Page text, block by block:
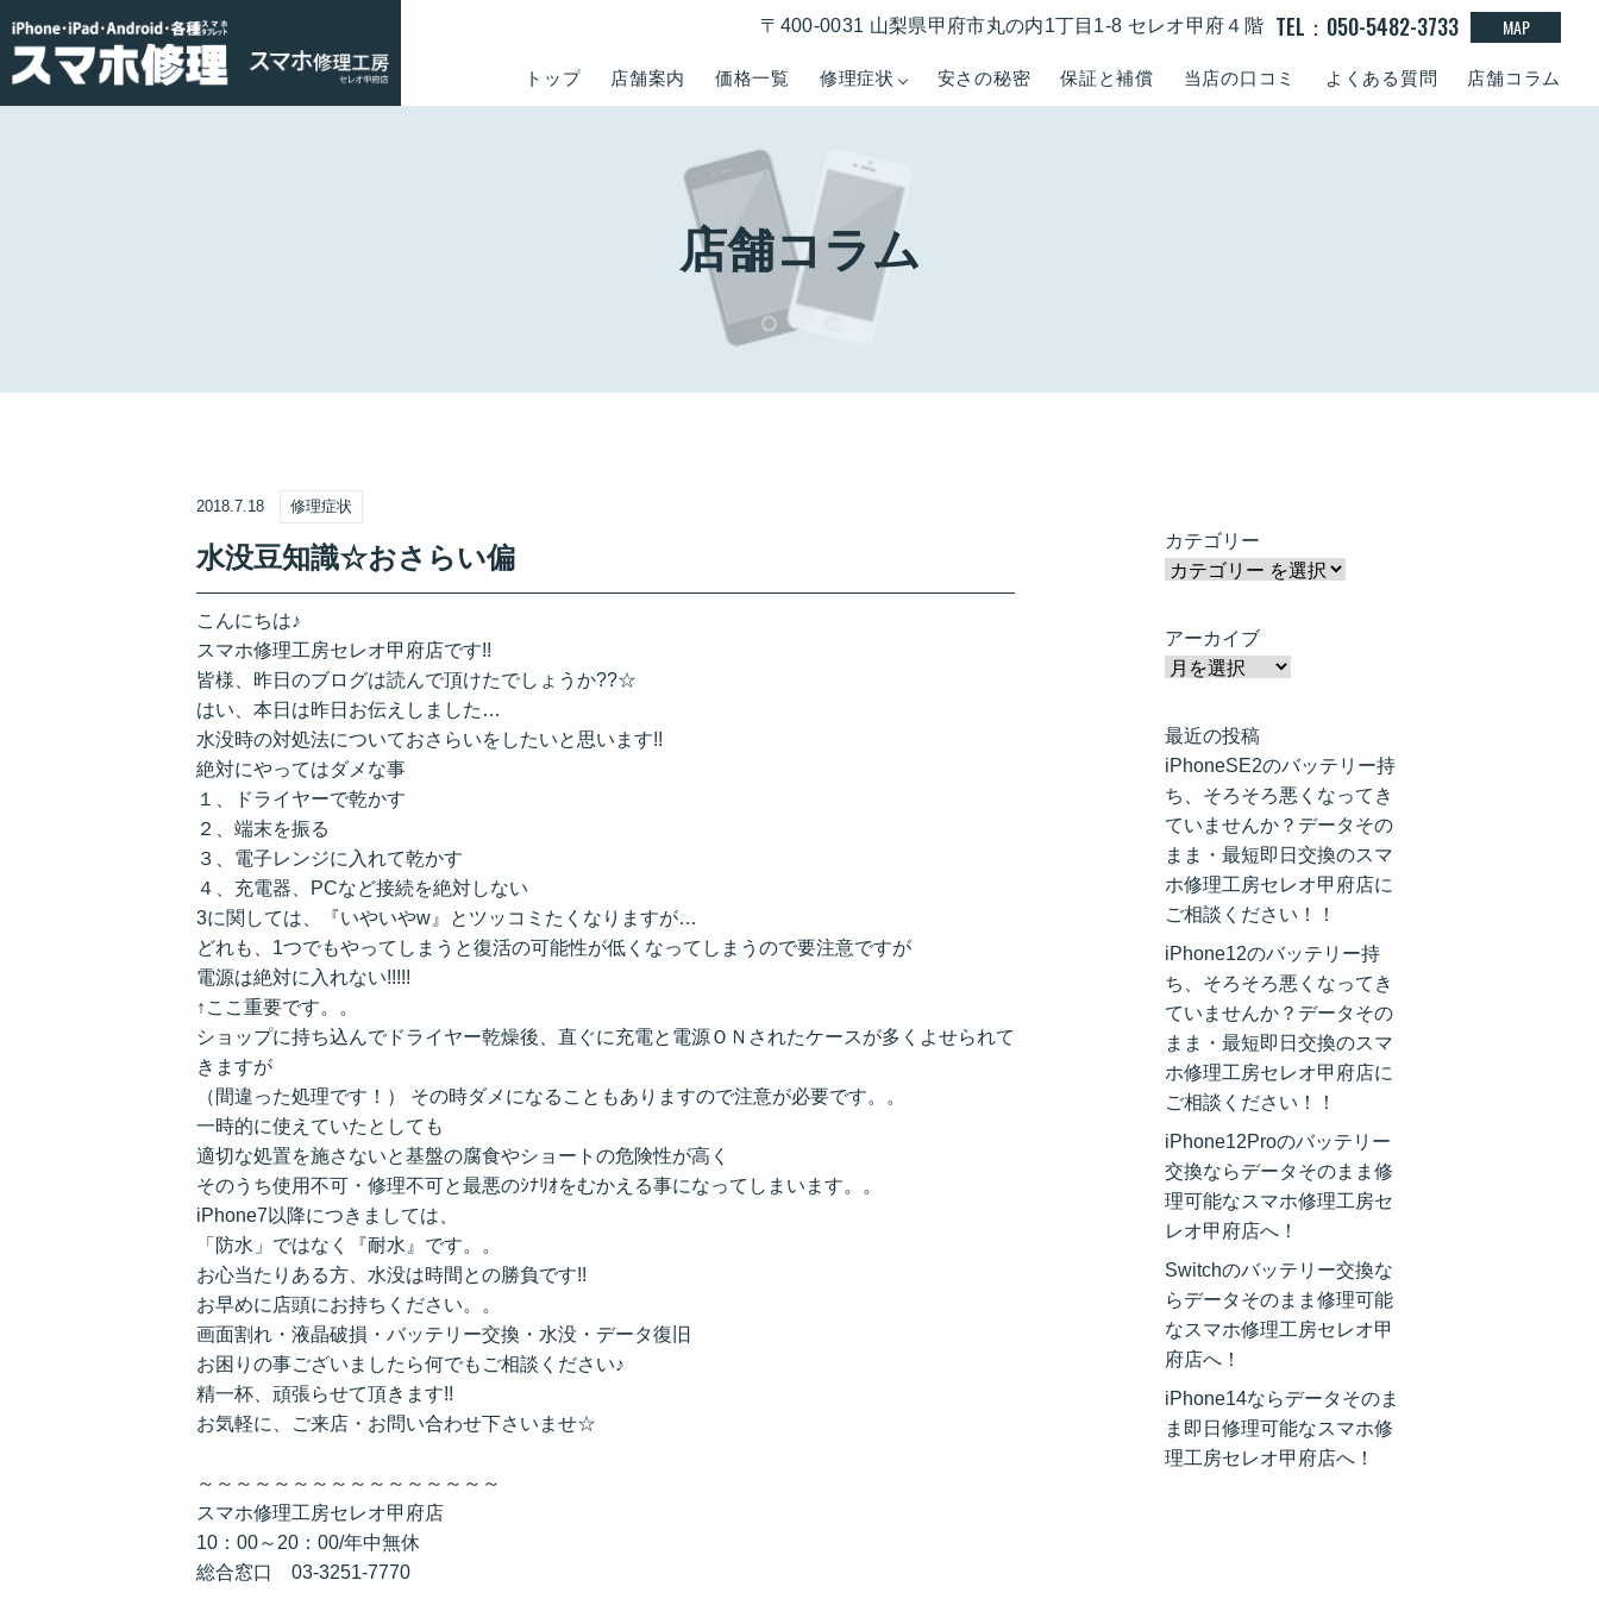
トップ 店舗案内 価格一覧 修理症状 安さの秘密 保証と補償 当店の口コミ よくある質問 店舗コラム
〒400-0031 山梨県甲府市丸の内1丁目1-8 セレオ甲府４階 TEL：050-5482-3733 MAP
店舗コラム
2018.7.18 修理症状
水没豆知識☆おさらい偏
こんにちは♪
スマホ修理工房セレオ甲府店です!!
皆様、昨日のブログは読んで頂けたでしょうか??☆
はい、本日は昨日お伝えしました…
水没時の対処法についておさらいをしたいと思います!!
絶対にやってはダメな事
１、ドライヤーで乾かす
２、端末を振る
３、電子レンジに入れて乾かす
４、充電器、PCなど接続を絶対しない
3に関しては、『いやいやw』とツッコミたくなりますが…
どれも、1つでもやってしまうと復活の可能性が低くなってしまうので要注意ですが
電源は絶対に入れない!!!!!
↑ここ重要です。。
ショップに持ち込んでドライヤー乾燥後、直ぐに充電と電源ＯＮされたケースが多くよせられて
きますが
（間違った処理です！） その時ダメになることもありますので注意が必要です。。
一時的に使えていたとしても
適切な処置を施さないと基盤の腐食やショートの危険性が高く
そのうち使用不可・修理不可と最悪のｼﾅﾘｵをむかえる事になってしまいます。。
iPhone7以降につきましては、
「防水」ではなく『耐水』です。。
お心当たりある方、水没は時間との勝負です!!
お早めに店頭にお持ちください。。
画面割れ・液晶破損・バッテリー交換・水没・データ復旧
お困りの事ございましたら何でもご相談ください♪
精一杯、頑張らせて頂きます!!
お気軽に、ご来店・お問い合わせ下さいませ☆
～～～～～～～～～～～～～～～～
スマホ修理工房セレオ甲府店
10：00～20：00/年中無休
総合窓口 03-3251-7770
カテゴリー
アーカイブ
最近の投稿
iPhoneSE2のバッテリー持
ち、そろそろ悪くなってき
ていませんか？データその
まま・最短即日交換のスマ
ホ修理工房セレオ甲府店に
ご相談ください！！
iPhone12のバッテリー持
ち、そろそろ悪くなってき
ていませんか？データその
まま・最短即日交換のスマ
ホ修理工房セレオ甲府店に
ご相談ください！！
iPhone12Proのバッテリー
交換ならデータそのまま修
理可能なスマホ修理工房セ
レオ甲府店へ！
Switchのバッテリー交換な
らデータそのまま修理可能
なスマホ修理工房セレオ甲
府店へ！
iPhone14ならデータそのま
ま即日修理可能なスマホ修
理工房セレオ甲府店へ！